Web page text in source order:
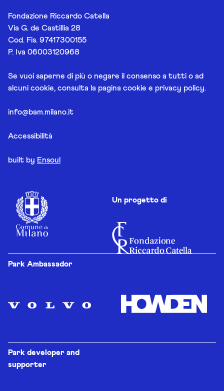
Fondazione Riccardo Catella
Via G. de Castillia 28
Cod. Fis. 97417300155
P. Iva 06003120968
Se vuoi saperne di più o negare il consenso a tutti o ad
alcuni cookie, consulta la pagina cookie e privacy policy.
info@bam.milano.it
Accessibilità
built by Ensoul
Un progetto di
Park Ambassador
Park developer and
supporter